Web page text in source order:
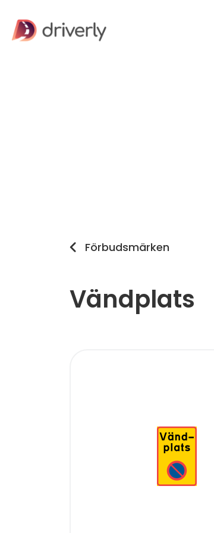
Förbudsmärken
Vändplats